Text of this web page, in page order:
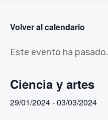
Volver al calendario
Este evento ha pasado.
Ciencia y artes
29/01/2024-03/03/2024